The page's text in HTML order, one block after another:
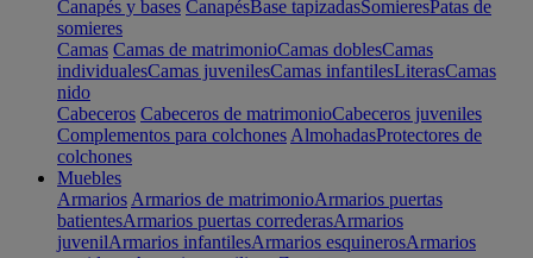
Canapés y bases CanapésBase tapizadasSomieresPatas de
somieres
Camas Camas de matrimonioCamas doblesCamas
individualesCamas juvenilesCamas infantilesLiterasCamas
nido
Cabeceros Cabeceros de matrimonioCabeceros juveniles
Complementos para colchones AlmohadasProtectores de
colchones
Muebles
Armarios Armarios de matrimonioArmarios puertas
batientesArmarios puertas correderasArmarios
juvenilArmarios infantilesArmarios esquinerosArmarios